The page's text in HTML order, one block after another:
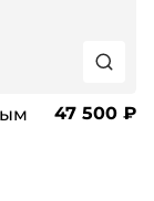
47 500 ₽